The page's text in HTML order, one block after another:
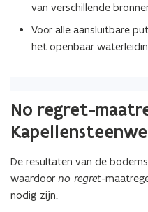
de
afbeelding
een
vergrote
van verschillende
Voor alle aansluitbare
het openbaar
No regret-
De resultaten van de
waardoor no regret-
nodig zijn.